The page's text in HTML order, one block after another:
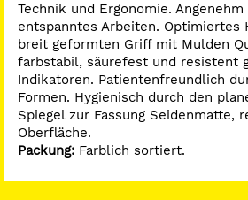
Technik und Ergonomie.
entspanntes Arbeiten. Optimiertes
breit geformten Griff mit Mulden
farbstabil, säurefest und resistent
Indikatoren. Patientenfreundlich
Formen. Hygienisch durch den
Spiegel zur Fassung Seidenmatte,
Oberfläche.
Packung: Farblich sortiert.